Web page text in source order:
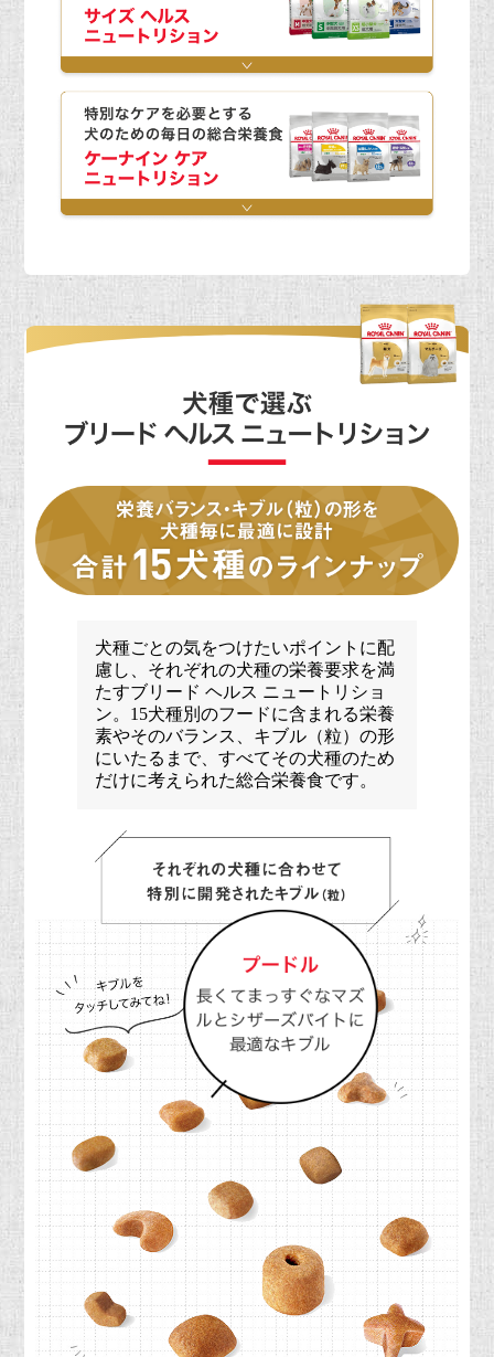
犬種ごとの気をつけたいポイントに配
慮し、それぞれの犬種の栄養要求を満
たすブリード ヘルス ニュートリショ
ン。15犬種別のフードに含まれる栄養
素やそのバランス、キブル（粒）の形
にいたるまで、すべてその犬種のため
だけに考えられた総合栄養食です。